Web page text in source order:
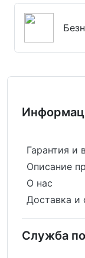
Гарантия и
Описание
О нас
Доставка и
Служба